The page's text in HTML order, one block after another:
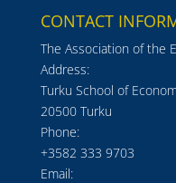
CONTACT
The Association of the
Address:
Turku School of
20500 Turku
Phone:
+3582 333 9703
Email: